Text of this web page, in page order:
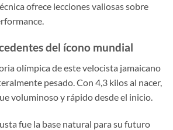
ofrece lecciones valiosas sobre
del ícono mundial
olímpica de este velocista jamaicano
pesado. Con 4,3 kilos al nacer,
voluminoso y rápido desde el inicio.
fue la base natural para su futuro